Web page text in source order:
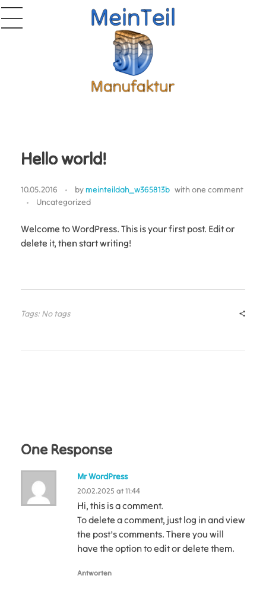
Hello world!
10.05.2016 bymeinteildah_w365813b with one comment
Uncategorized
Welcome to WordPress. This is your first post. Edit or
delete it, then start writing!
Tags: No tags
One Response
Mr WordPress
20.02.2025 at 11:44
Hi, this is a comment.
To delete a comment, just log in and view
the post's comments. There you will
have the option to edit or delete them.
Antworten